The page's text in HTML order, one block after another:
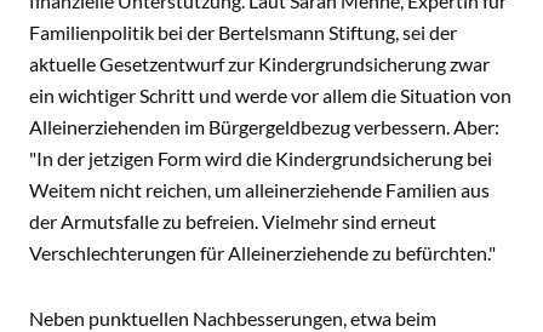
Familienpolitik bei der Bertelsmann Stiftung, sei der
aktuelle Gesetzentwurf zur Kindergrundsicherung zwar
ein wichtiger Schritt und werde vor allem die Situation von
Alleinerziehenden im Bürgergeldbezug verbessern. Aber:
"In der jetzigen Form wird die Kindergrundsicherung bei
Weitem nicht reichen, um alleinerziehende Familien aus
der Armutsfalle zu befreien. Vielmehr sind erneut
Verschlechterungen für Alleinerziehende zu befürchten."
Neben punktuellen Nachbesserungen, etwa beim